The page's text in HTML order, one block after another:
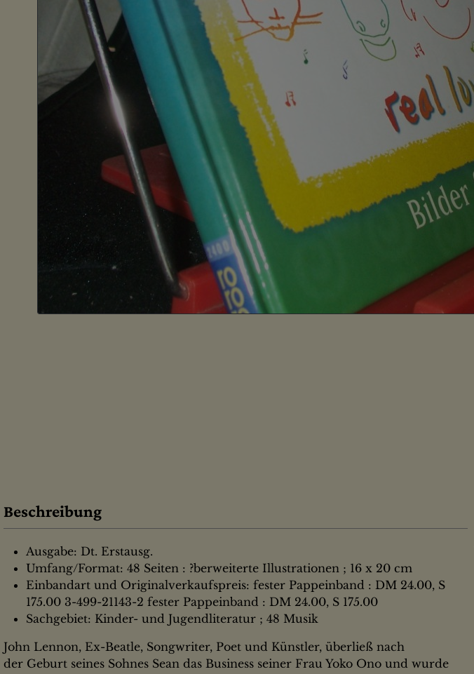
Beschreibung
Ausgabe: Dt. Erstausg.
Umfang/Format: 48 Seiten : ?berweiterte Illustrationen ; 16 x 20 cm
Einbandart und Originalverkaufspreis: fester Pappeinband : DM 24.00, S
175.00 3-499-21143-2 fester Pappeinband : DM 24.00, S 175.00
Sachgebiet: Kinder- und Jugendliteratur ; 48 Musik
John Lennon, Ex-Beatle, Songwriter, Poet und Künstler, überließ nach
der Geburt seines Sohnes Sean das Business seiner Frau Yoko Ono und wurde